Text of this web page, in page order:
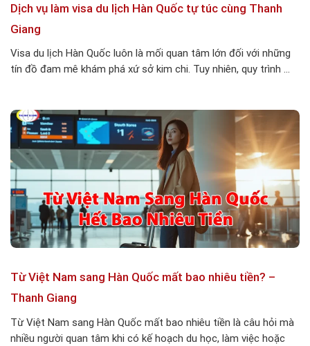
Dịch vụ làm visa du lịch Hàn Quốc tự túc cùng Thanh
Giang
Visa du lịch Hàn Quốc luôn là mối quan tâm lớn đối với những
tín đồ đam mê khám phá xứ sở kim chi. Tuy nhiên, quy trình ...
Từ Việt Nam sang Hàn Quốc mất bao nhiêu tiền? –
Thanh Giang
Từ Việt Nam sang Hàn Quốc mất bao nhiêu tiền là câu hỏi mà
nhiều người quan tâm khi có kế hoạch du học, làm việc hoặc